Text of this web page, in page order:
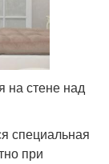
на стене над
специальная
при